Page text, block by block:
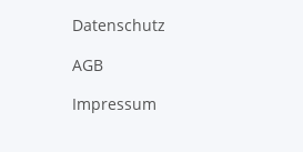
Datenschutz
AGB
Impressum